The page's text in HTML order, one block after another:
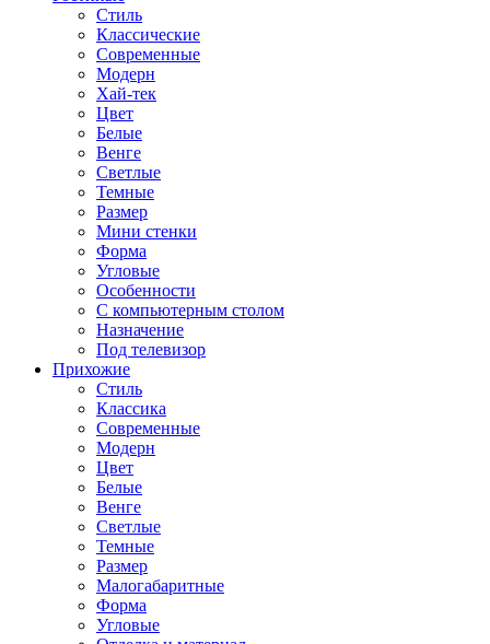
Стиль
Классические
Современные
Модерн
Хай-тек
Цвет
Белые
Венге
Светлые
Темные
Размер
Мини стенки
Форма
Угловые
Особенности
С компьютерным столом
Назначение
Под телевизор
Прихожие
Стиль
Классика
Современные
Модерн
Цвет
Белые
Венге
Светлые
Темные
Размер
Малогабаритные
Форма
Угловые